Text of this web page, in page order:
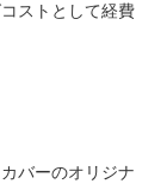
ストとして経費
バーのオリジナ